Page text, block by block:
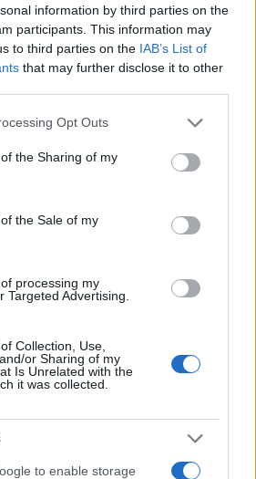
information by third parties on the
participants. This information may
to third parties on the IAB’s List of
that may further disclose it to other
app uses one or more Google
or usage behaviour. You may click to
to Google and its third-party tags to
specified purposes in below Google
Opt Outs
the Sharing of my
the Sale of my
processing my
Targeted Advertising.
Collection, Use,
or Sharing of my
Is Unrelated with the
it was collected.
to enable storage
μεταβατική συμφωνία
Αυγούστου 378: Μάχη
οι Γότθοι
ρωμαϊκό στρατό